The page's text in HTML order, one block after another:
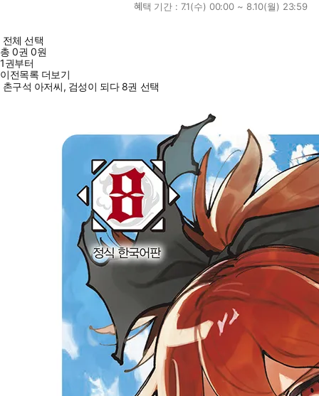
혜택 기간 : 7.1(수) 00:00 ~ 8.10(월) 23:59
전체 선택
총0권 0원
1권부터
이전목록 더보기
촌구석 아저씨, 검성이 되다 8권 선택